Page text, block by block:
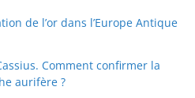
de l’or dans l’Europe Antique
Comment confirmer la
aurifère ?